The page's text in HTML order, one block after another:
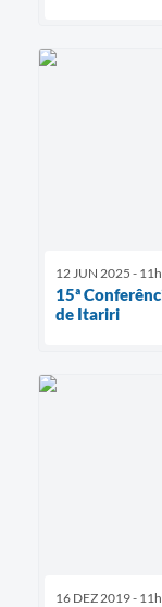
12 JUN 2025 -
15ª
de Itariri
16 DEZ 2019 -